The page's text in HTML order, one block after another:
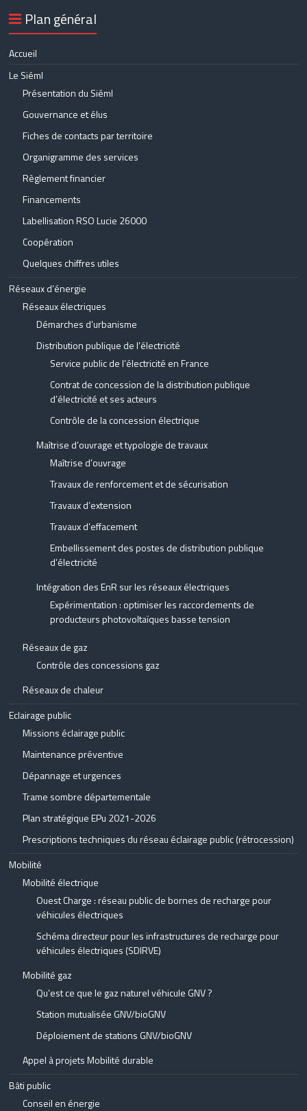
Plan général
Accueil
Le Siéml
Présentation du Siéml
Gouvernance et élus
Fiches de contacts par territoire
Organigramme des services
Règlement financier
Financements
Labellisation RSO Lucie 26000
Coopération
Quelques chiffres utiles
Réseaux d’énergie
Réseaux électriques
Démarches d’urbanisme
Distribution publique de l’électricité
Service public de l’électricité en France
Contrat de concession de la distribution publique
d’électricité et ses acteurs
Contrôle de la concession électrique
Maîtrise d’ouvrage et typologie de travaux
Maîtrise d’ouvrage
Travaux de renforcement et de sécurisation
Travaux d’extension
Travaux d’effacement
Embellissement des postes de distribution publique
d’électricité
Intégration des EnR sur les réseaux électriques
Expérimentation : optimiser les raccordements de
producteurs photovoltaïques basse tension
Réseaux de gaz
Contrôle des concessions gaz
Réseaux de chaleur
Eclairage public
Missions éclairage public
Maintenance préventive
Dépannage et urgences
Trame sombre départementale
Plan stratégique EPu 2021-2026
Prescriptions techniques du réseau éclairage public (rétrocession)
Mobilité
Mobilité électrique
Ouest Charge : réseau public de bornes de recharge pour
véhicules électriques
Schéma directeur pour les infrastructures de recharge pour
véhicules électriques (SDIRVE)
Mobilité gaz
Qu’est ce que le gaz naturel véhicule GNV ?
Station mutualisée GNV/bioGNV
Déploiement de stations GNV/bioGNV
Appel à projets Mobilité durable
Bâti public
Conseil en énergie